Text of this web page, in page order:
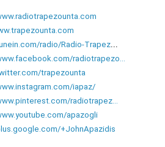
radio/Radio-Trapez...
radiotrapezo...
trapezounta
iapaz/
radiotrapez...
apazogli
+JohnApazidis